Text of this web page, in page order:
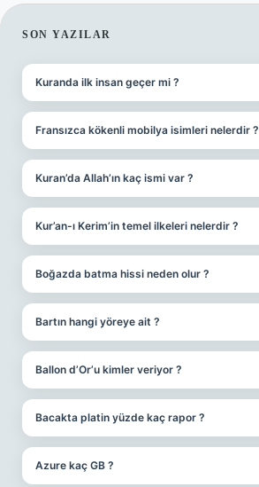
SIDEBAR
SON YAZILAR
Kuranda ilk insan geçer mi ?
Fransızca kökenli mobilya isimleri nelerdir ?
Kuran’da Allah’ın kaç ismi var ?
Kur’an-ı Kerim’in temel ilkeleri nelerdir ?
Boğazda batma hissi neden olur ?
Bartın hangi yöreye ait ?
Ballon d’Or’u kimler veriyor ?
Bacakta platin yüzde kaç rapor ?
Azure kaç GB ?